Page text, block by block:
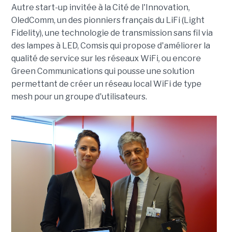
Autre start-up invitée à la Cité de l'Innovation,
OledComm, un des pionniers français du LiFi (Light
Fidelity), une technologie de transmission sans fil via
des lampes à LED, Comsis qui propose d'améliorer la
qualité de service sur les réseaux WiFi, ou encore
Green Communications qui pousse une solution
permettant de créer un réseau local WiFi de type
mesh pour un groupe d'utilisateurs.